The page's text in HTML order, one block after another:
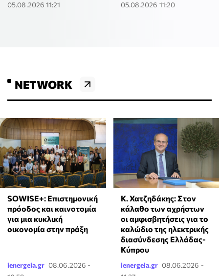
05.08.2026 11:21
05.08.2026 11:20
NETWORK
SOWISE+: Επιστημονική
πρόοδος και καινοτομία
για μια κυκλική
οικονομία στην πράξη
ienergeia.gr 08.06.2026 -
Κ. Χατζηδάκης: Στον
κάλαθο των αχρήστων
οι αμφισβητήσεις για το
καλώδιο της ηλεκτρικής
διασύνδεσης Ελλάδας-
Κύπρου
ienergeia.gr 08.06.2026 -